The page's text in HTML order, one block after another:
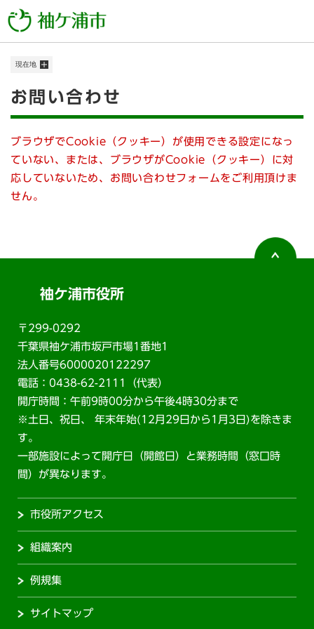
ー
メニューを飛ばして本文へ
現在地
本
お問い合わせ
ブラウザでCookie（クッキー）が使用できる設定になっ
ていない、または、ブラウザがCookie（クッキー）に対
応していないため、お問い合わせフォームをご利用頂けま
せん。
袖ケ浦市役所
〒299-0292
千葉県袖ケ浦市坂戸市場1番地1
法人番号6000020122297
電話：0438-62-2111（代表）
開庁時間：午前9時00分から午後4時30分まで
※土日、祝日、 年末年始(12月29日から1月3日)を除きま
す。
一部施設によって開庁日（開館日）と業務時間（窓口時
間）が異なります。
市役所アクセス
組織案内
例規集
サイトマップ